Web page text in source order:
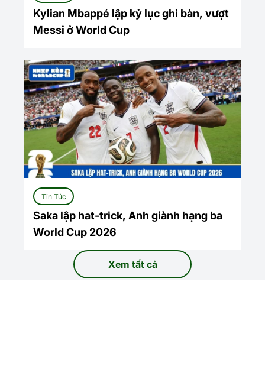
Kylian Mbappé lập kỷ lục ghi bàn, vượt
Messi ở World Cup
Tin Tức
Saka lập hat-trick, Anh giành hạng ba
World Cup 2026
Xem tất cả